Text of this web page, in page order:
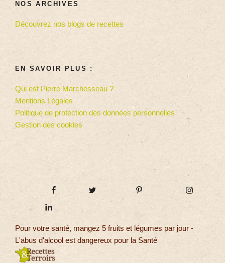
NOS ARCHIVES
Découvrez nos blogs de recettes
EN SAVOIR PLUS :
Qui est Pierre Marchesseau ?
Mentions Légales
Politique de protection des données personnelles
Gestion des cookies
Pour votre santé, mangez 5 fruits et légumes par jour -
L'abus d'alcool est dangereux pour la Santé